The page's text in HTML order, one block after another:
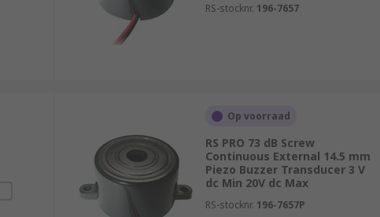
RS-stocknr. 196-7657
Op voorraad
RS PRO 73 dB Screw
Continuous External 14.5 mm
Piezo Buzzer Transducer 3 V
dc Min 20V dc Max
RS-stocknr. 196-7657P